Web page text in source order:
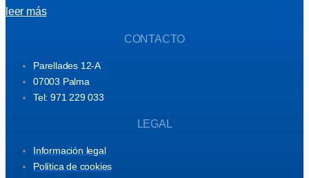
leer más
CONTACTO
Parellades 12-A
07003 Palma
Tel: 971 229 033
LEGAL
Información legal
Política de cookies